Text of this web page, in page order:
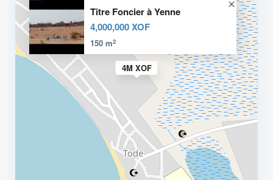
4M XOF
Titre Foncier à Yenne
4,000,000 XOF
150 m2